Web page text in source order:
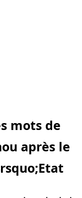
mots de
après le